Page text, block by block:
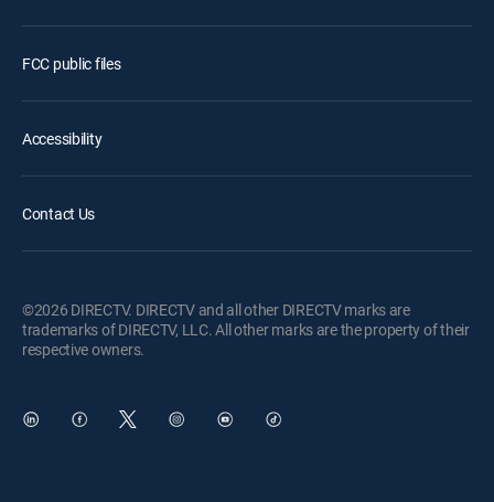
FCC public files
Accessibility
Contact Us
©2026 DIRECTV. DIRECTV and all other DIRECTV marks are
trademarks of DIRECTV, LLC. All other marks are the property of their
respective owners.